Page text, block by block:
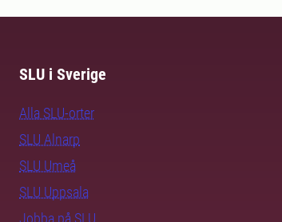
SLU i Sverige
Alla SLU-orter
SLU Alnarp
SLU Umeå
SLU Uppsala
Jobba på SLU